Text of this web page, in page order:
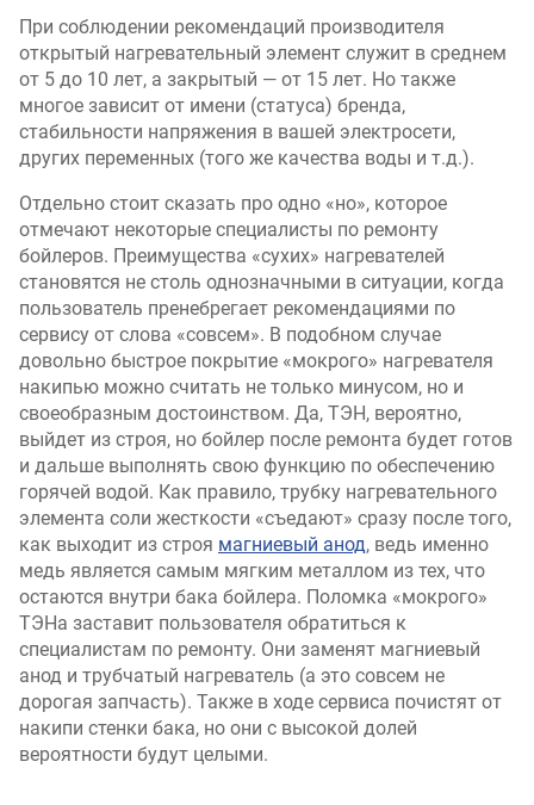
При соблюдении рекомендаций производителя
открытый нагревательный элемент служит в среднем
от 5 до 10 лет, а закрытый — от 15 лет. Но также
многое зависит от имени (статуса) бренда,
стабильности напряжения в вашей электросети,
других переменных (того же качества воды и т.д.).
Отдельно стоит сказать про одно «но», которое
отмечают некоторые специалисты по ремонту
бойлеров. Преимущества «сухих» нагревателей
становятся не столь однозначными в ситуации, когда
пользователь пренебрегает рекомендациями по
сервису от слова «совсем». В подобном случае
довольно быстрое покрытие «мокрого» нагревателя
накипью можно считать не только минусом, но и
своеобразным достоинством. Да, ТЭН, вероятно,
выйдет из строя, но бойлер после ремонта будет готов
и дальше выполнять свою функцию по обеспечению
горячей водой. Как правило, трубку нагревательного
элемента соли жесткости «съедают» сразу после того,
как выходит из строя магниевый анод, ведь именно
медь является самым мягким металлом из тех, что
остаются внутри бака бойлера. Поломка «мокрого»
ТЭНа заставит пользователя обратиться к
специалистам по ремонту. Они заменят магниевый
анод и трубчатый нагреватель (а это совсем не
дорогая запчасть). Также в ходе сервиса почистят от
накипи стенки бака, но они с высокой долей
вероятности будут целыми.